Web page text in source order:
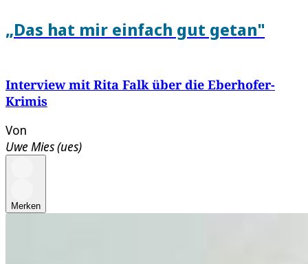
„Das hat mir einfach gut getan"
Interview mit Rita Falk über die Eberhofer-
Krimis
Von
Uwe Mies (ues)
Merken